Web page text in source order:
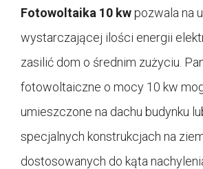
Fotowoltaika 10 kwpozwala na
wystarczającej ilości energii
zasilić dom o średnim zużyciu.
fotowoltaiczne o mocy 10 kw
umieszczone na dachu budynku
specjalnych konstrukcjach na
dostosowanych do kąta